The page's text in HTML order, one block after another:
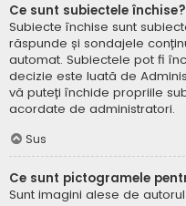
Ce sunt subiectele închise?
Subiecte închise sunt
răspunde și sondajele
automat. Subiectele pot fi
decizie este luată de
vă puteți închide propriile
acordate de administratori.
Sus
Ce sunt pictogramele
Sunt imagini alese de